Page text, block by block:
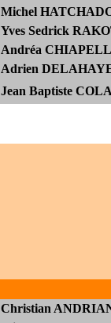
Michel
Yves Sedrick
Andréa
Adrien
Jean Baptiste
Christian